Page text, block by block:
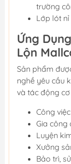
trường
Lớp lót
Ứng
Lộn
Sản phẩm
nghề yêu cầu
và tác động cơ
Công
Gia công
Luyện
Xưởng
Bảo trì,